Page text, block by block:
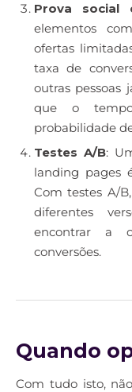
Prova social
elementos
ofertas
taxa de
outras pessoas
que o
probabilidade
Testes A/B:
landing pages
Com testes A/
diferentes
encontrar a
conversões.
Quando
Com tudo isto,